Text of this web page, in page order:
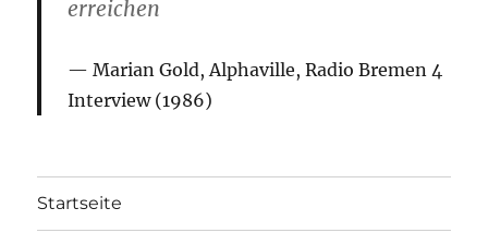
erreichen
Marian Gold, Alphaville, Radio Bremen 4
Interview (1986)
Startseite